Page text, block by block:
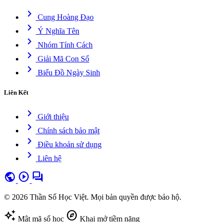
chevron_right Cung Hoàng Đạo
chevron_right Ý Nghĩa Tên
chevron_right Nhóm Tính Cách
chevron_right Giải Mã Con Số
chevron_right Biểu Đồ Ngày Sinh
Liên Kết
chevron_right Giới thiệu
chevron_right Chính sách bảo mật
chevron_right Điều khoản sử dụng
chevron_right Liên hệ
public play_circle forum
© 2026 Thần Số Học Việt. Mọi bản quyền được bảo hộ.
auto_awesome Mật mã số học explore Khai mở tiềm năng